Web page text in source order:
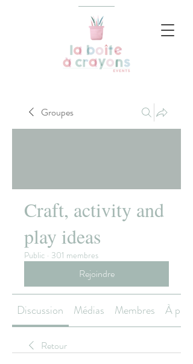
Groupes
Craft, activity and
play ideas
Public · 301 membres
Rejoindre
Discussion Médias Membres À
Retour